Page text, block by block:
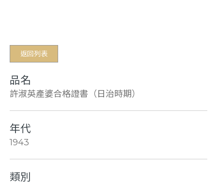
返回列表
品名
許淑英產婆合格證書（日治時期）
年代
1943
類別